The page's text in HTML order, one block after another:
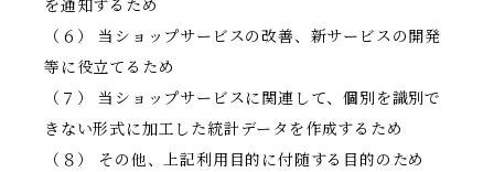
を通知するため
（６） 当ショップサービスの改善、新サービスの開発
等に役立てるため
（７） 当ショップサービスに関連して、個別を識別で
きない形式に加工した統計データを作成するため
（８） その他、上記利用目的に付随する目的のため